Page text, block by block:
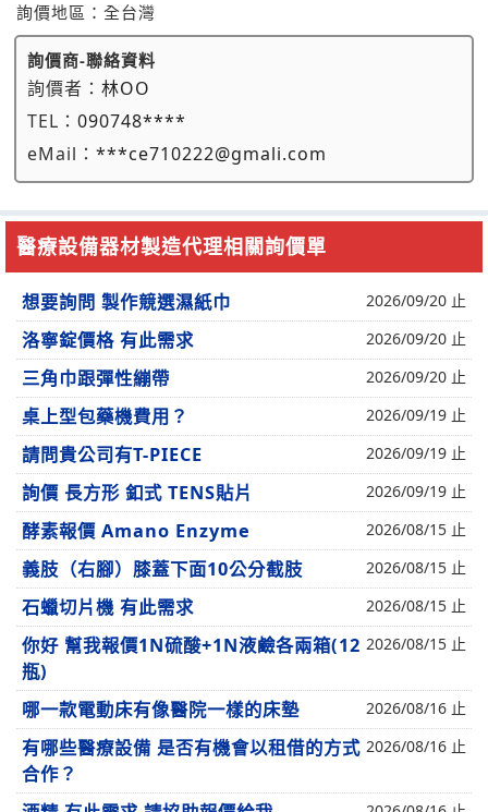
詢價地區： 全台灣
詢價商-聯絡資料
詢價者： 林OO
TEL： 090748****
eMail： ***ce710222@gmali.com
醫療設備器材製造代理相關詢價單
想要詢問 製作競選濕紙巾 2026/09/20 止
洛寧錠價格 有此需求 2026/09/20 止
三角巾跟彈性繃帶 2026/09/20 止
桌上型包藥機費用？ 2026/09/19 止
請問貴公司有T-PIECE 2026/09/19 止
詢價 長方形 釦式 TENS貼片 2026/09/19 止
酵素報價 Amano Enzyme 2026/08/15 止
義肢（右腳）膝蓋下面10公分截肢 2026/08/15 止
石蠟切片機 有此需求 2026/08/15 止
你好 幫我報價1N硫酸+1N液鹼各兩箱(12
瓶)
2026/08/15 止
哪一款電動床有像醫院一樣的床墊 2026/08/16 止
有哪些醫療設備 是否有機會以租借的方式
合作？
2026/08/16 止